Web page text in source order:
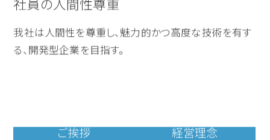
我社は人間性を尊重し、魅力的かつ高度な技術を有す
る、開発型企業を目指す。
ご挨拶 経営理念